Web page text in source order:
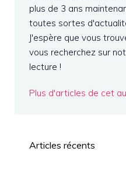
plus de 3 ans
toutes sortes
J'espère que vous
vous recherchez sur
lecture !
Plus d'articles de cet
Articles récents